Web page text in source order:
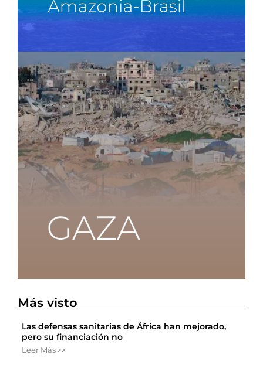
Más visto
Las defensas sanitarias de África han mejorado,
pero su financiación no
Leer Más >>